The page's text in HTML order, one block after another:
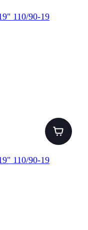
110/90-19
110/90-19